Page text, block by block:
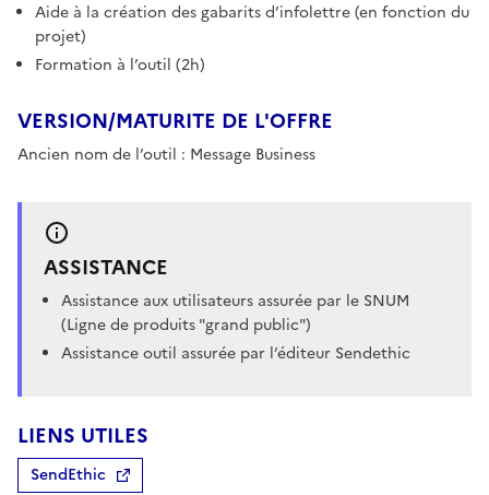
Aide à la création des gabarits d’infolettre (en fonction du
projet)
Formation à l’outil (2h)
VERSION/MATURITE DE L'OFFRE
Ancien nom de l’outil : Message Business
ASSISTANCE
Assistance aux utilisateurs assurée par le SNUM
(Ligne de produits "grand public")
Assistance outil assurée par l’éditeur Sendethic
LIENS UTILES
SendEthic